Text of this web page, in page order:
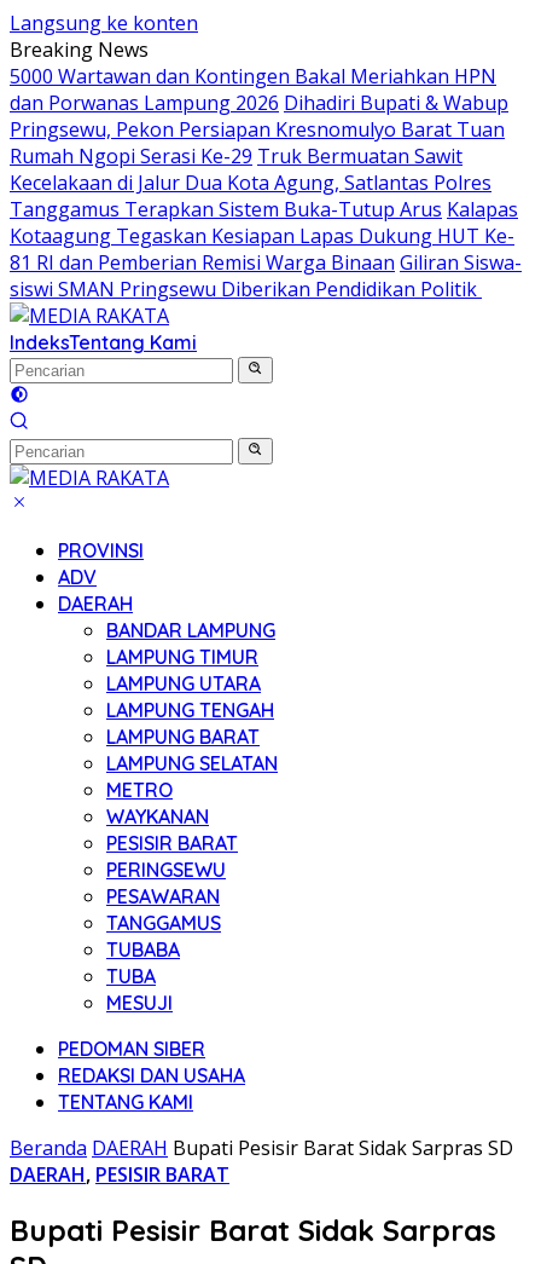
Langsung ke konten
Breaking News
5000 Wartawan dan Kontingen Bakal Meriahkan HPN
dan Porwanas Lampung 2026 Dihadiri Bupati & Wabup
Pringsewu, Pekon Persiapan Kresnomulyo Barat Tuan
Rumah Ngopi Serasi Ke-29 Truk Bermuatan Sawit
Kecelakaan di Jalur Dua Kota Agung, Satlantas Polres
Tanggamus Terapkan Sistem Buka-Tutup Arus Kalapas
Kotaagung Tegaskan Kesiapan Lapas Dukung HUT Ke-
81 RI dan Pemberian Remisi Warga Binaan Giliran Siswa-
siswi SMAN Pringsewu Diberikan Pendidikan Politik
IndeksTentang Kami
PROVINSI
ADV
DAERAH
BANDAR LAMPUNG
LAMPUNG TIMUR
LAMPUNG UTARA
LAMPUNG TENGAH
LAMPUNG BARAT
LAMPUNG SELATAN
METRO
WAYKANAN
PESISIR BARAT
PERINGSEWU
PESAWARAN
TANGGAMUS
TUBABA
TUBA
MESUJI
PEDOMAN SIBER
REDAKSI DAN USAHA
TENTANG KAMI
Beranda DAERAH Bupati Pesisir Barat Sidak Sarpras SD
DAERAH, PESISIR BARAT
Bupati Pesisir Barat Sidak Sarpras